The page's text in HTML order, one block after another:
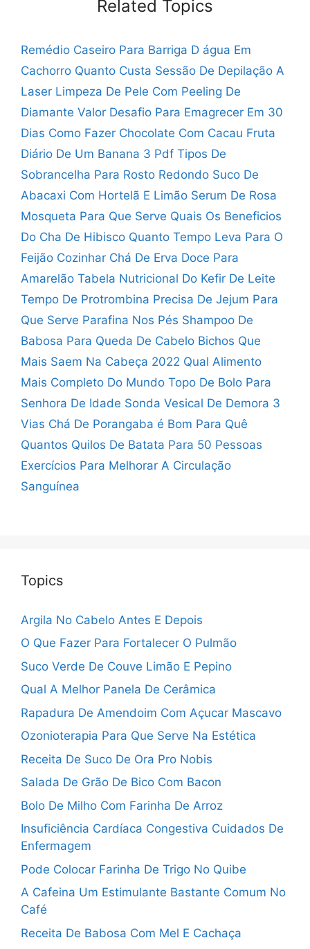
Related Topics
Remédio Caseiro Para Barriga D água Em
Cachorro Quanto Custa Sessão De Depilação A
Laser Limpeza De Pele Com Peeling De
Diamante Valor Desafio Para Emagrecer Em 30
Dias Como Fazer Chocolate Com Cacau Fruta
Diário De Um Banana 3 Pdf Tipos De
Sobrancelha Para Rosto Redondo Suco De
Abacaxi Com Hortelã E Limão Serum De Rosa
Mosqueta Para Que Serve Quais Os Beneficios
Do Cha De Hibisco Quanto Tempo Leva Para O
Feijão Cozinhar Chá De Erva Doce Para
Amarelão Tabela Nutricional Do Kefir De Leite
Tempo De Protrombina Precisa De Jejum Para
Que Serve Parafina Nos Pés Shampoo De
Babosa Para Queda De Cabelo Bichos Que
Mais Saem Na Cabeça 2022 Qual Alimento
Mais Completo Do Mundo Topo De Bolo Para
Senhora De Idade Sonda Vesical De Demora 3
Vias Chá De Porangaba é Bom Para Quê
Quantos Quilos De Batata Para 50 Pessoas
Exercícios Para Melhorar A Circulação
Sanguínea
Topics
Argila No Cabelo Antes E Depois
O Que Fazer Para Fortalecer O Pulmão
Suco Verde De Couve Limão E Pepino
Qual A Melhor Panela De Cerâmica
Rapadura De Amendoim Com Açucar Mascavo
Ozonioterapia Para Que Serve Na Estética
Receita De Suco De Ora Pro Nobis
Salada De Grão De Bico Com Bacon
Bolo De Milho Com Farinha De Arroz
Insuficiência Cardíaca Congestiva Cuidados De
Enfermagem
Pode Colocar Farinha De Trigo No Quibe
A Cafeina Um Estimulante Bastante Comum No
Café
Receita De Babosa Com Mel E Cachaça